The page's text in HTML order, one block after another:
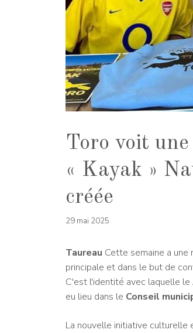
Toro voit
« Kayak »
créée
29 mai 2025
Taureau Cette semaine a
principale et dans le but de
C'est l'identité avec laquelle le
eu lieu dans le Conseil
La nouvelle initiative culturelle